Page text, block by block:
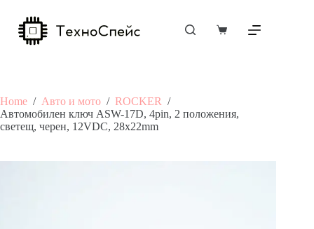
content
Shopping
Home / Авто и мото / ROCKER /
Автомобилен ключ ASW-17D, 4pin, 2 положения,
светещ, черен, 12VDC, 28x22mm